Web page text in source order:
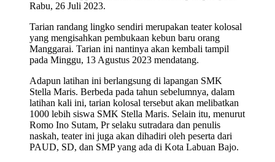
Rabu, 26 Juli 2023.
Tarian randang lingko sendiri merupakan teater kolosal
yang mengisahkan pembukaan kebun baru orang
Manggarai. Tarian ini nantinya akan kembali tampil
pada Minggu, 13 Agustus 2023 mendatang.
Adapun latihan ini berlangsung di lapangan SMK
Stella Maris. Berbeda pada tahun sebelumnya, dalam
latihan kali ini, tarian kolosal tersebut akan melibatkan
1000 lebih siswa SMK Stella Maris. Selain itu, menurut
Romo Ino Sutam, Pr selaku sutradara dan penulis
naskah, teater ini juga akan dihadiri oleh peserta dari
PAUD, SD, dan SMP yang ada di Kota Labuan Bajo.